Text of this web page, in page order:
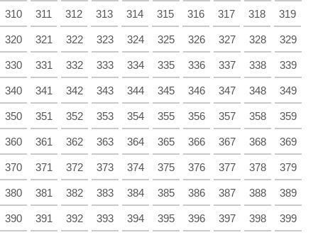
310 311 312 313 314 315 316 317 318 319
320 321 322 323 324 325 326 327 328 329
330 331 332 333 334 335 336 337 338 339
340 341 342 343 344 345 346 347 348 349
350 351 352 353 354 355 356 357 358 359
360 361 362 363 364 365 366 367 368 369
370 371 372 373 374 375 376 377 378 379
380 381 382 383 384 385 386 387 388 389
390 391 392 393 394 395 396 397 398 399